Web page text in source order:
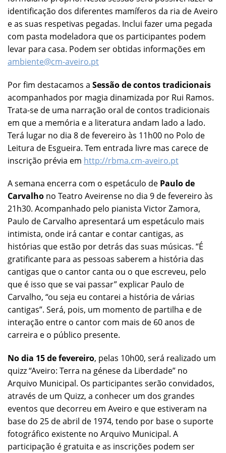
identificação dos diferentes mamíferos da ria de Aveiro
e as suas respetivas pegadas. Inclui fazer uma pegada
com pasta modeladora que os participantes podem
levar para casa. Podem ser obtidas informações em
ambiente@cm-aveiro.pt
Por fim destacamos a Sessão de contos tradicionais
acompanhados por magia dinamizada por Rui Ramos.
Trata-se de uma narração oral de contos tradicionais
em que a memória e a literatura andam lado a lado.
Terá lugar no dia 8 de fevereiro às 11h00 no Polo de
Leitura de Esgueira. Tem entrada livre mas carece de
inscrição prévia em http://rbma.cm-aveiro.pt
A semana encerra com o espetáculo de Paulo de
Carvalho no Teatro Aveirense no dia 9 de fevereiro às
21h30. Acompanhado pelo pianista Victor Zamora,
Paulo de Carvalho apresentará um espetáculo mais
intimista, onde irá cantar e contar cantigas, as
histórias que estão por detrás das suas músicas. “É
gratificante para as pessoas saberem a história das
cantigas que o cantor canta ou o que escreveu, pelo
que é isso que se vai passar” explicar Paulo de
Carvalho, “ou seja eu contarei a história de várias
cantigas”. Será, pois, um momento de partilha e de
interação entre o cantor com mais de 60 anos de
carreira e o público presente.
No dia 15 de fevereiro, pelas 10h00, será realizado um
quizz “Aveiro: Terra na génese da Liberdade” no
Arquivo Municipal. Os participantes serão convidados,
através de um Quizz, a conhecer um dos grandes
eventos que decorreu em Aveiro e que estiveram na
base do 25 de abril de 1974, tendo por base o suporte
fotográfico existente no Arquivo Municipal. A
participação é gratuita e as inscrições podem ser